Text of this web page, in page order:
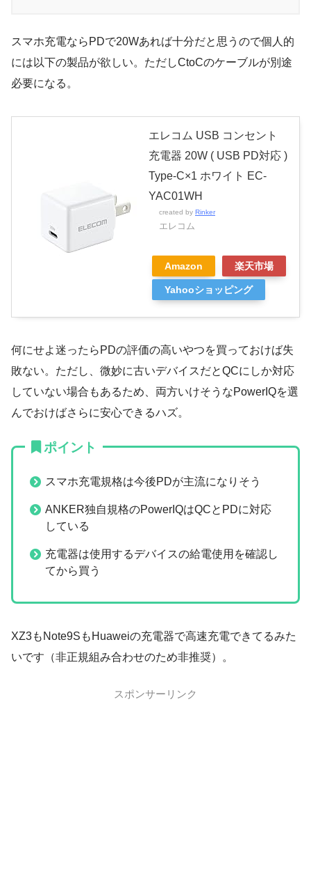
スマホ充電ならPDで20Wあれば十分だと思うので個人的
には以下の製品が欲しい。ただしCtoCのケーブルが別途
必要になる。
エレコム USB コンセント
充電器 20W ( USB PD対応 )
Type-C×1 ホワイト EC-
YAC01WH
created by Rinker
エレコム
Amazon 楽天市場
Yahooショッピング
何にせよ迷ったらPDの評価の高いやつを買っておけば失
敗ない。ただし、微妙に古いデバイスだとQCにしか対応
していない場合もあるため、両方いけそうなPowerIQを選
んでおけばさらに安心できるハズ。
ポイント
スマホ充電規格は今後PDが主流になりそう
ANKER独自規格のPowerIQはQCとPDに対応
している
充電器は使用するデバイスの給電使用を確認し
てから買う
XZ3もNote9SもHuaweiの充電器で高速充電できてるみた
いです（非正規組み合わせのため非推奨）。
スポンサーリンク